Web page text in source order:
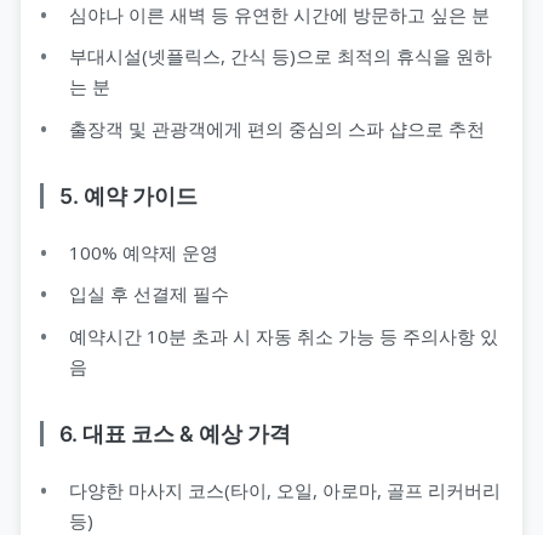
심야나 이른 새벽 등 유연한 시간에 방문하고 싶은 분
부대시설(넷플릭스, 간식 등)으로 최적의 휴식을 원하
는 분
출장객 및 관광객에게 편의 중심의 스파 샵으로 추천
5. 예약 가이드
100% 예약제 운영
입실 후 선결제 필수
예약시간 10분 초과 시 자동 취소 가능 등 주의사항 있
음
6. 대표 코스 & 예상 가격
다양한 마사지 코스(타이, 오일, 아로마, 골프 리커버리
등)